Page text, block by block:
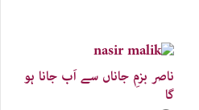
ناصر بزمِ جاناں سے اَب جانا ہو
گا